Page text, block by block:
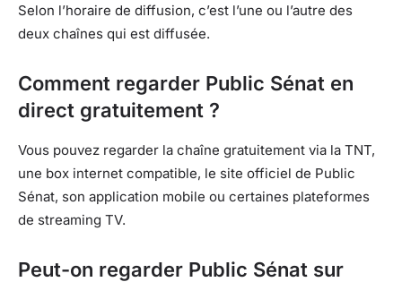
Selon l’horaire de diffusion, c’est l’une ou l’autre des
deux chaînes qui est diffusée.
Comment regarder Public Sénat en
direct gratuitement ?
Vous pouvez regarder la chaîne gratuitement via la TNT,
une box internet compatible, le site officiel de Public
Sénat, son application mobile ou certaines plateformes
de streaming TV.
Peut-on regarder Public Sénat sur